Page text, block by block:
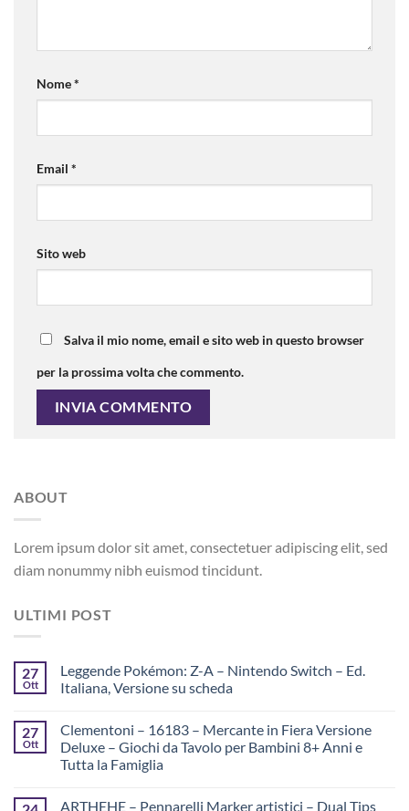
Nome*
Email *
Sito web
Salva il mio nome, email e sito web in questo browser
per la prossima volta che commento.
ABOUT
Lorem ipsum dolor sit amet, consectetuer adipiscing elit, sed
diam nonummy nibh euismod tincidunt.
ULTIMI POST
27
Ott
Leggende Pokémon: Z-A – Nintendo Switch – Ed.
Italiana, Versione su scheda
27
Ott
Clementoni – 16183 – Mercante in Fiera Versione
Deluxe – Giochi da Tavolo per Bambini 8+ Anni e
Tutta la Famiglia
ARTHEHE – Pennarelli Marker artistici – Dual Tips